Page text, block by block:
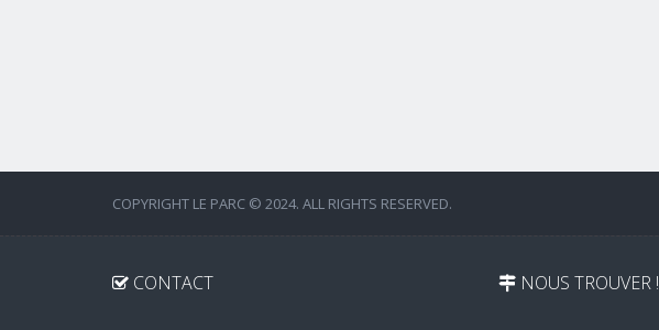
COPYRIGHT LE PARC © 2024. ALL RIGHTS RESERVED.
CONTACT NOUS TROUVER !